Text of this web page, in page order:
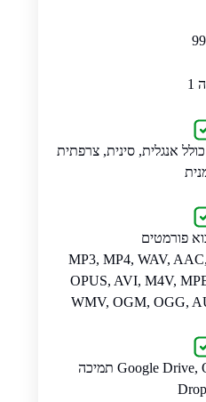
1
מ-100 שפות, כולל אנגלית, סינית, צרפתית
MP3, MP4, WAV,
OPUS, AVI, M4V,
תמיכה Google Drive, One Drive, YouTube ו-